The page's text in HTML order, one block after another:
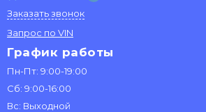
Заказать звонок
Запрос по VIN
График работы
Пн-Пт: 9:00-19:00
Сб: 9:00-16:00
Вс: Выходной